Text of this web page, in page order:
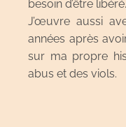
besoin d’être libéré.
J’œuvre aussi
années après
sur ma propre
abus et des viols.